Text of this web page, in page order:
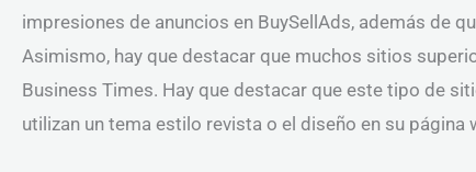
impresiones de anuncios en BuySellAds, además de
Asimismo, hay que destacar que muchos sitios
Business Times. Hay que destacar que este tipo de
utilizan un tema estilo revista o el diseño en su página